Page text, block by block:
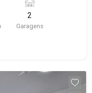
a Martinelli
condicionado -
desde 2000!
2
Garagens